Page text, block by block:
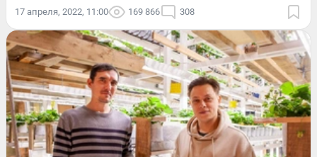
17 апреля, 2022, 11:00 169 866 308